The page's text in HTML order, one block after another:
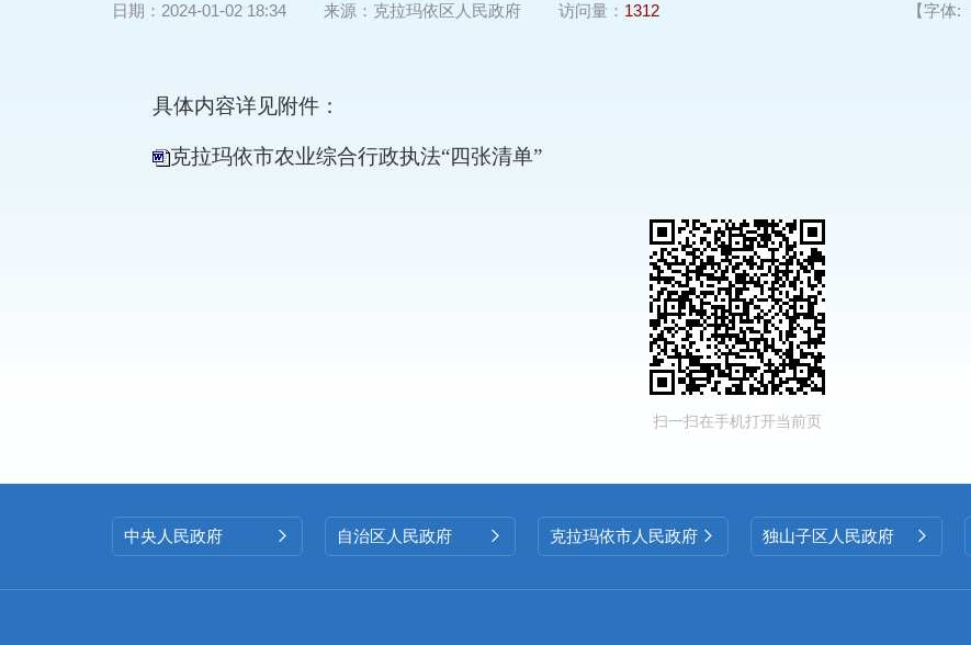
日期： 2024-01-02 18:34 来源： 克拉玛依区人民政府 访问量： 1312 【字体:
具体内容详见附件：
克拉玛依市农业综合行政执法“四张清单”
扫一扫在手机打开当前页
中央人民政府  自治区人民政府  克拉玛依市人民政府  独山子区人民政府 